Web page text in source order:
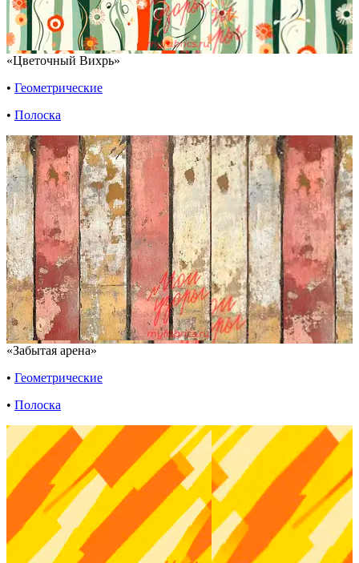
«Цветочный Вихрь»
• Геометрические
• Полоска
«Забытая арена»
• Геометрические
• Полоска